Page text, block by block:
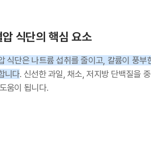
식단의 핵심 요소
식단은 나트륨 섭취를 줄이고, 칼륨이 풍부
니다. 신선한 과일, 채소, 저지방 단백질을
움이 됩니다.